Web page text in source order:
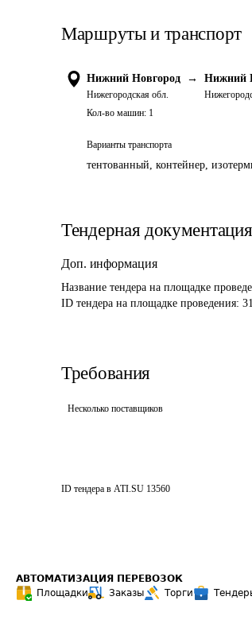
Маршруты и транспорт
Нижний Новгород →
Нижегородская обл.
Нижний
Кол-во машин: 1
Варианты транспорта
тентованный, контейнер,
Тендерная документация
Доп. информация
Название тендера на площадке
ID тендера на площадке проведения:
Требования
Несколько поставщиков
ID тендера в ATI.SU 13560
АВТОМАТИЗАЦИЯ ПЕРЕВОЗОК
Площадки
Заказы Торги